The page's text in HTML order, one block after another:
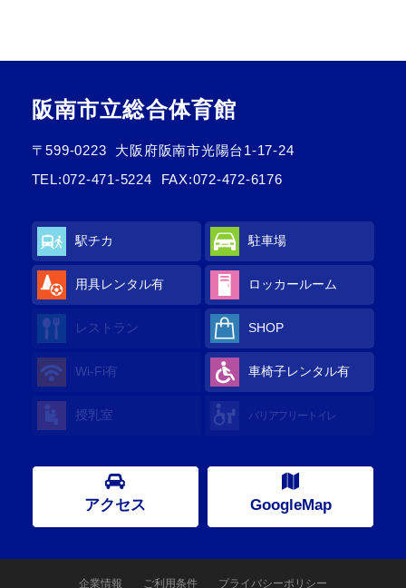
阪南市立総合体育館
〒599-0223
大阪府阪南市光陽台1-17-24
TEL:072-471-5224 FAX:072-472-6176
駅チカ 駐車場
用具レンタル有 ロッカールーム
レストラン SHOP
Wi-Fi有 車椅子レンタル有
授乳室 バリアフリートイレ
アクセス GoogleMap
企業情報 ご利用条件 プライバシーポリシー